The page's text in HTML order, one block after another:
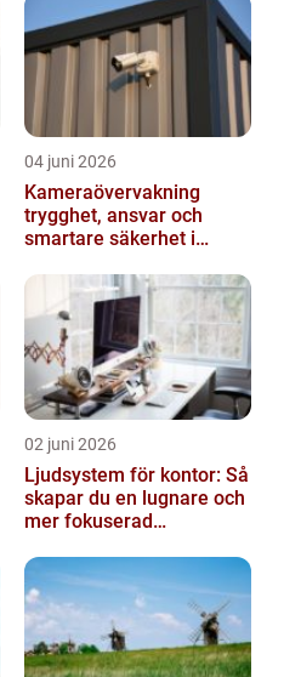
04 juni 2026
Kameraövervakning
trygghet, ansvar och
smartare säkerhet i
02 juni 2026
Ljudsystem för kontor: Så
skapar du en lugnare och
mer fokuserad